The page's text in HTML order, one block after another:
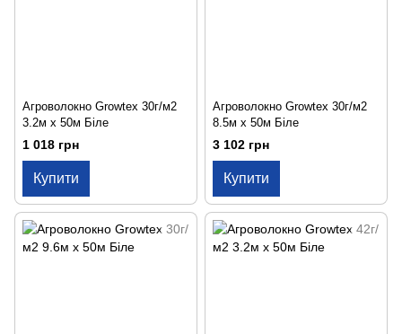
Агроволокно Growtex 30г/м2
3.2м х 50м Біле
1 018 грн
Купити
Агроволокно Growtex 30г/м2
8.5м х 50м Біле
3 102 грн
Купити